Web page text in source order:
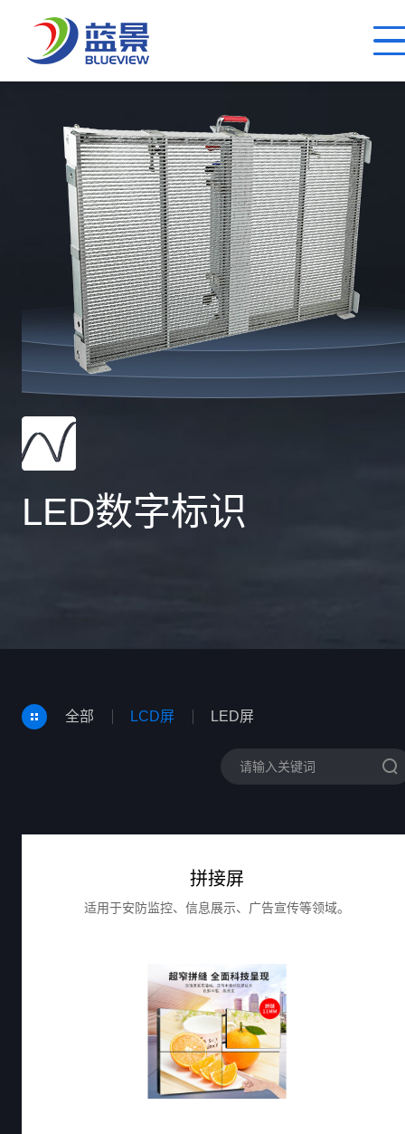
LED数字标识
全部 LCD屏 LED屏
拼接屏
适用于安防监控、信息展示、广告宣传等领域。